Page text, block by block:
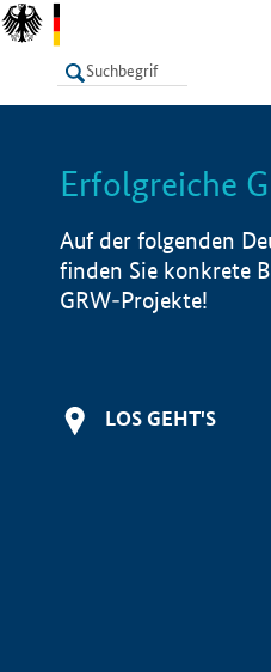
LISTE
Erfolgreiche
Auf der folgenden
finden Sie konkrete
GRW-Projekte!
LOS GEHT'S